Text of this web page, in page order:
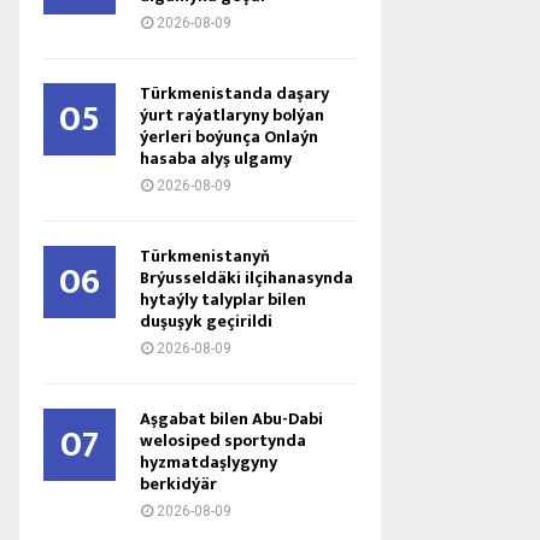
2026-08-09
05 Türkmenistanda daşary
ýurt raýatlaryny bolýan
ýerleri boýunça Onlaýn
hasaba alyş ulgamy
2026-08-09
06 Türkmenistanyň
Brýusseldäki ilçihanasynda
hytaýly talyplar bilen
duşuşyk geçirildi
2026-08-09
07 Aşgabat bilen Abu-Dabi
welosiped sportynda
hyzmatdaşlygyny
berkidýär
2026-08-09